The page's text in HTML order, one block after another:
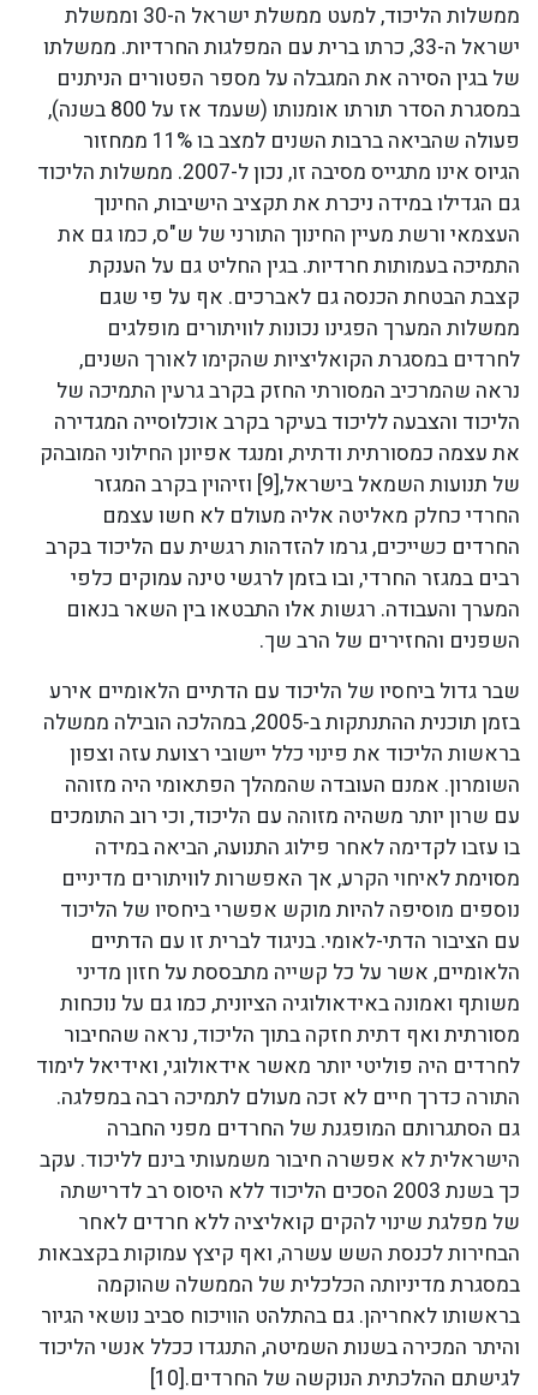
ממשלות הליכוד, למעט ממשלת ישראל ה-30 וממשלת
ישראל ה-33, כרתו ברית עם המפלגות החרדיות. ממשלתו
של בגין הסירה את המגבלה על מספר הפטורים הניתנים
במסגרת הסדר תורתו אומנותו (שעמד אז על 800 בשנה),
פעולה שהביאה ברבות השנים למצב בו 11% ממחזור
הגיוס אינו מתגייס מסיבה זו, נכון ל-2007. ממשלות הליכוד
גם הגדילו במידה ניכרת את תקציב הישיבות, החינוך
העצמאי ורשת מעיין החינוך התורני של ש"ס, כמו גם את
התמיכה בעמותות חרדיות. בגין החליט גם על הענקת
קצבת הבטחת הכנסה גם לאברכים. אף על פי שגם
ממשלות המערך הפגינו נכונות לוויתורים מופלגים
לחרדים במסגרת הקואליציות שהקימו לאורך השנים,
נראה שהמרכיב המסורתי החזק בקרב גרעין התמיכה של
הליכוד והצבעה לליכוד בעיקר בקרב אוכלוסייה המגדירה
את עצמה כמסורתית ודתית, ומנגד אפיונן החילוני המובהק
של תנועות השמאל בישראל,[9] וזיהוין בקרב המגזר
החרדי כחלק מאליטה אליה מעולם לא חשו עצמם
החרדים כשייכים, גרמו להזדהות רגשית עם הליכוד בקרב
רבים במגזר החרדי, ובו בזמן לרגשי טינה עמוקים כלפי
המערך והעבודה. רגשות אלו התבטאו בין השאר בנאום
השפנים והחזירים של הרב שך.
שבר גדול ביחסיו של הליכוד עם הדתיים הלאומיים אירע
בזמן תוכנית ההתנתקות ב-2005, במהלכה הובילה ממשלה
בראשות הליכוד את פינוי כלל יישובי רצועת עזה וצפון
השומרון. אמנם העובדה שהמהלך הפתאומי היה מזוהה
עם שרון יותר משהיה מזוהה עם הליכוד, וכי רוב התומכים
בו עזבו לקדימה לאחר פילוג התנועה, הביאה במידה
מסוימת לאיחוי הקרע, אך האפשרות לוויתורים מדיניים
נוספים מוסיפה להיות מוקש אפשרי ביחסיו של הליכוד
עם הציבור הדתי-לאומי. בניגוד לברית זו עם הדתיים
הלאומיים, אשר על כל קשייה מתבססת על חזון מדיני
משותף ואמונה באידאולוגיה הציונית, כמו גם על נוכחות
מסורתית ואף דתית חזקה בתוך הליכוד, נראה שהחיבור
לחרדים היה פוליטי יותר מאשר אידאולוגי, ואידיאל לימוד
התורה כדרך חיים לא זכה מעולם לתמיכה רבה במפלגה.
גם הסתגרותם המופגנת של החרדים מפני החברה
הישראלית לא אפשרה חיבור משמעותי בינם לליכוד. עקב
כך בשנת 2003 הסכים הליכוד ללא היסוס רב לדרישתה
של מפלגת שינוי להקים קואליציה ללא חרדים לאחר
הבחירות לכנסת השש עשרה, ואף קיצץ עמוקות בקצבאות
במסגרת מדיניותה הכלכלית של הממשלה שהוקמה
בראשותו לאחריהן. גם בהתלהט הוויכוח סביב נושאי הגיור
והיתר המכירה בשנות השמיטה, התנגדו ככלל אנשי הליכוד
לגישתם ההלכתית הנוקשה של החרדים.[10]